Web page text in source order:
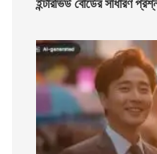
ইন্টারভিউ বোর্ডের সাধারণ